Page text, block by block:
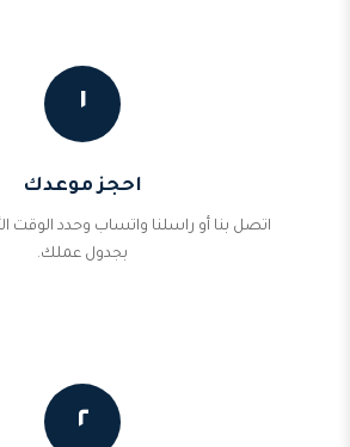
١
احجز موعدك
اتصل بنا أو راسلنا واتساب وحدد الوقت
بجدول عملك.
٢